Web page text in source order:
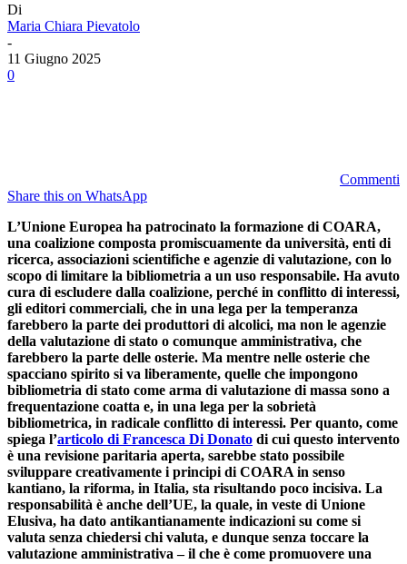
Di
Maria Chiara Pievatolo
-
11 Giugno 2025
0
Commenti
Share this on WhatsApp
L’Unione Europea ha patrocinato la formazione di COARA,
una coalizione composta promiscuamente da università, enti di
ricerca, associazioni scientifiche e agenzie di valutazione, con lo
scopo di limitare la bibliometria a un uso responsabile. Ha avuto
cura di escludere dalla coalizione, perché in conflitto di interessi,
gli editori commerciali, che in una lega per la temperanza
farebbero la parte dei produttori di alcolici, ma non le agenzie
della valutazione di stato o comunque amministrativa, che
farebbero la parte delle osterie. Ma mentre nelle osterie che
spacciano spirito si va liberamente, quelle che impongono
bibliometria di stato come arma di valutazione di massa sono a
frequentazione coatta e, in una lega per la sobrietà
bibliometrica, in radicale conflitto di interessi. Per quanto, come
spiega l’articolo di Francesca Di Donato di cui questo intervento
è una revisione paritaria aperta, sarebbe stato possibile
sviluppare creativamente i principi di COARA in senso
kantiano, la riforma, in Italia, sta risultando poco incisiva. La
responsabilità è anche dell’UE, la quale, in veste di Unione
Elusiva, ha dato antikantianamente indicazioni su come si
valuta senza chiedersi chi valuta, e dunque senza toccare la
valutazione amministrativa – il che è come promuovere una